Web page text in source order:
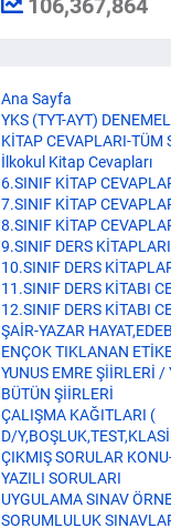
106,367,864
Ana Sayfa
YKS (TYT-AYT)
KİTAP CEVAPLARI-TÜM
İlkokul Kitap Cevapları
6.SINIF KİTAP
7.SINIF KİTAP
8.SINIF KİTAP
9.SINIF DERS
10.SINIF DERS
11.SINIF DERS KİTABI
12.SINIF DERS KİTABI
ŞAİR-YAZAR
ENÇOK TIKLANAN
YUNUS EMRE ŞİİRLERİ /
BÜTÜN ŞİİRLERİ
ÇALIŞMA KAĞITLARI (
D/
ÇIKMIŞ SORULAR
YAZILI SORULARI
UYGULAMA SINAV
SORUMLULUK